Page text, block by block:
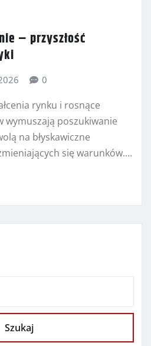
– przyszłość
0
rynku i rosnące
wymuszają poszukiwanie
na błyskawiczne
się warunków.…
Szukaj